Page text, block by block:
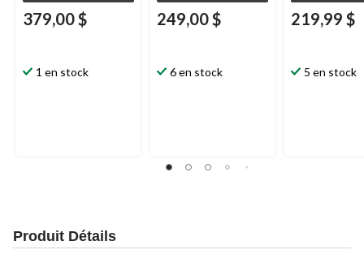
379,00 $
1 en stock
249,00 $
6 en stock
219,99 $
5 en stock
Produit Détails